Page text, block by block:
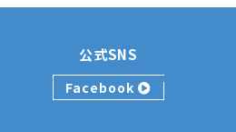
公式SNS
Facebook